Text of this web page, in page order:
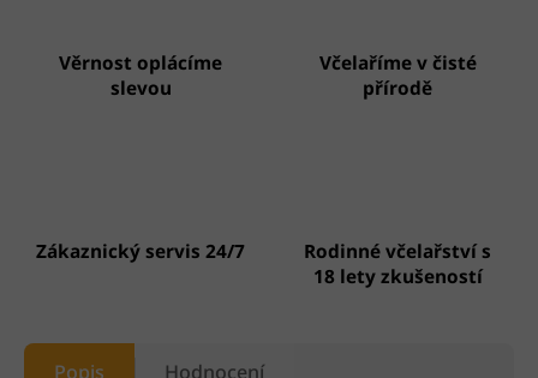
Věrnost oplácíme
slevou
Včelaříme v čisté
přírodě
Zákaznický servis 24/7
Rodinné včelařství s
18 lety zkušeností
Popis Hodnocení